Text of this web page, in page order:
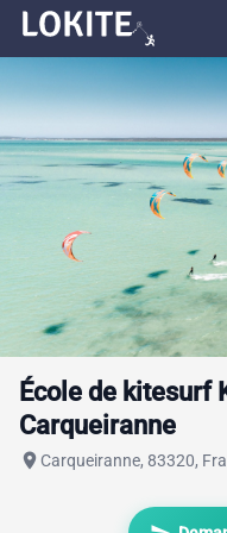
École de kitesurf
Carqueiranne
place Carqueiranne, 83320,